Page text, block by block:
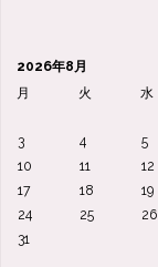
2026年8月
月
火 水
3
4 5
10
11 12
17
18 19
24
25 26
31